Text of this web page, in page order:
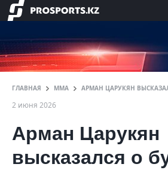
ГЛАВНАЯ ММА АРМАН ЦАРУКЯН
2 июня 2026
Арман Царукян
высказался о